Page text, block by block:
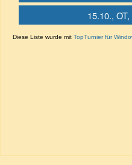
15.10.,
Diese Liste wurde mit TopTurnier für